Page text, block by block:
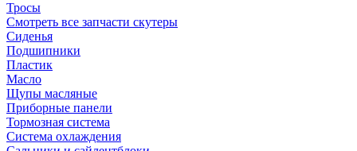
Тросы
Смотреть все запчасти скутеры
Сиденья
Подшипники
Пластик
Масло
Щупы масляные
Приборные панели
Тормозная система
Система охлаждения